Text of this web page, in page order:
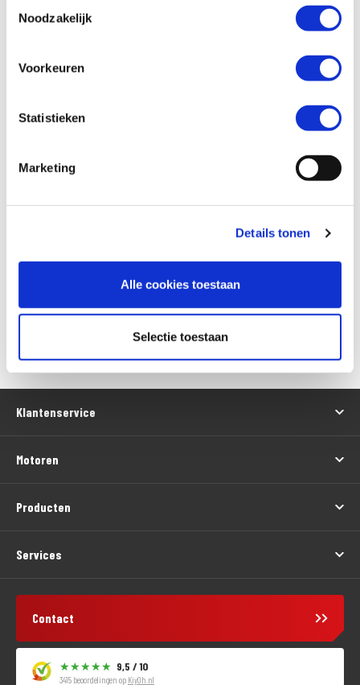
Noodzakelijk
Voorkeuren
Statistieken
Marketing
Details tonen
Alle cookies toestaan
Selectie toestaan
Klantenservice
Motoren
Producten
Services
Contact
9,5 / 10
3415 beoordelingen op KiyOh.nl